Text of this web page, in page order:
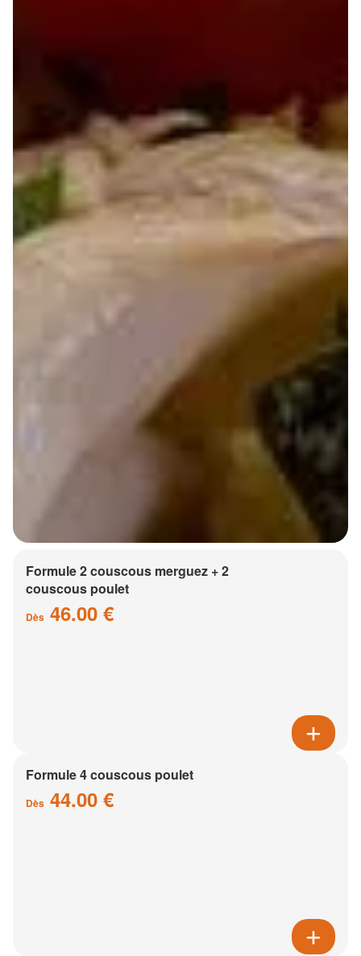
Formule 2 couscous merguez + 2
couscous poulet
Dès 46.00 €
Formule 4 couscous poulet
Dès 44.00 €